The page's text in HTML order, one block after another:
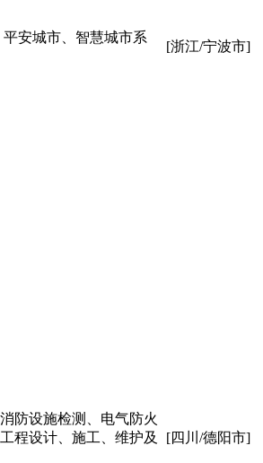
安城市、智慧城市系
[浙江/宁波市]
防设施检测、电气防火
程设计、施工、维护及
[四川/德阳市]